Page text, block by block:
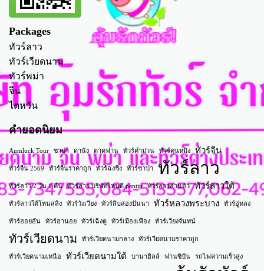
Packages
ทัวร์ลาว
ทัวร์เวียดนาม
ทัวร์พม่า
จีน
ไตหวัน
คำยอดนิยม
Aumluck Tour ซาปา ดานัง ตาดฟาน ทัวร์คำม่วน ทัวร์คุนหมิง ทัวร์จีน
ทัวร์จีน 2569 ทัวร์จีนราคาถูก ทัวร์ฉงชิ่ง ทัวร์ซาปา ทัวร์ลาว
ทัวร์ลาว 2 วัน 1 คืน ทัวร์ลาว บริษัทไหนดี pantip ทัวร์ลาวส่วนตัว ทัวร์ลาวใต้
ทัวร์ลาวใต้โหนสลิง ทัวร์วังเวียง ทัวร์สิบสองปันนา ทัวร์หลวงพระบาง ทัวร์อู่หลง
ทัวร์ฮอยอัน ทัวร์ฮานอย ทัวร์เฉิงตู ทัวร์เมืองเฟือง ทัวร์เวียงจันทน์
ทัวร์เวียดนาม ทัวร์เวียดนามกลาง ทัวร์เวียดนามราคาถูก
ทัวร์เวียดนามเหนือ ทัวร์เวียดนามใต้ บานาฮิลล์ ฟานซิปัน รถไฟความเร็วสูง